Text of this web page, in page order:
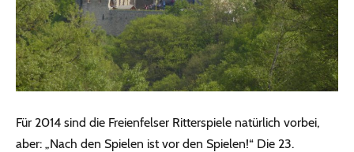
Für 2014 sind die Freienfelser Ritterspiele natürlich vorbei,
aber: „Nach den Spielen ist vor den Spielen!“ Die 23.